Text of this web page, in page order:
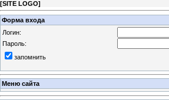
[SITE LOGO]
Форма входа
Логин:
Пароль:
запомнить
Меню сайта